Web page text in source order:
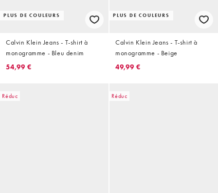
PLUS DE COULEURS
Calvin Klein Jeans - T-shirt à
monogramme - Bleu denim
54,99 €
PLUS DE COULEURS
Calvin Klein Jeans - T-shirt à
monogramme - Beige
49,99 €
Réduc Réduc